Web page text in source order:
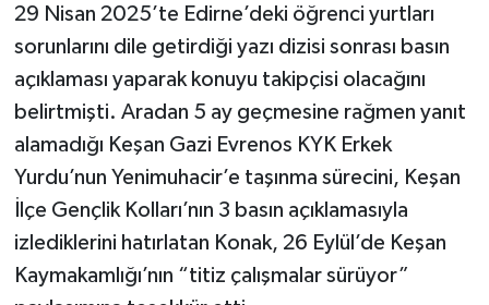
29 Nisan 2025’te Edirne’deki öğrenci yurtları
sorunlarını dile getirdiği yazı dizisi sonrası basın
açıklaması yaparak konuyu takipçisi olacağını
belirtmişti. Aradan 5 ay geçmesine rağmen yanıt
alamadığı Keşan Gazi Evrenos KYK Erkek
Yurdu’nun Yenimuhacir’e taşınma sürecini, Keşan
İlçe Gençlik Kolları’nın 3 basın açıklamasıyla
izlediklerini hatırlatan Konak, 26 Eylül’de Keşan
Kaymakamlığı’nın “titiz çalışmalar sürüyor”